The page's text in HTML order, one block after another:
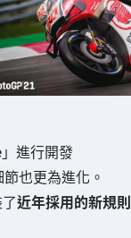
」進行開發
也更為進化。
近年採用的新規則